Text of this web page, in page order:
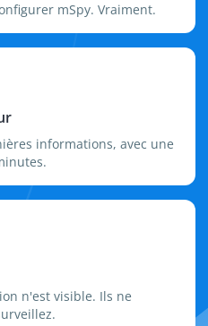
mSpy. Vraiment.
informations, avec une
n'est visible. Ils ne